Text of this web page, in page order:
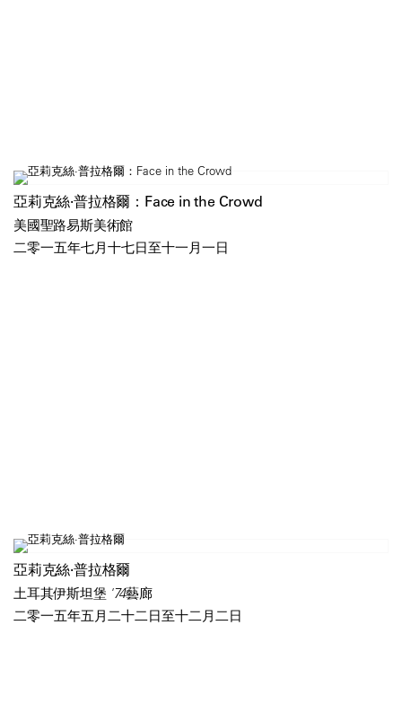
亞莉克絲·普拉格爾：Face in the Crowd
美國聖路易斯美術館
二零一五年七月十七日至十一月一日
亞莉克絲·普拉格爾
土耳其伊斯坦堡 '74藝廊
二零一五年五月二十二日至十二月二日